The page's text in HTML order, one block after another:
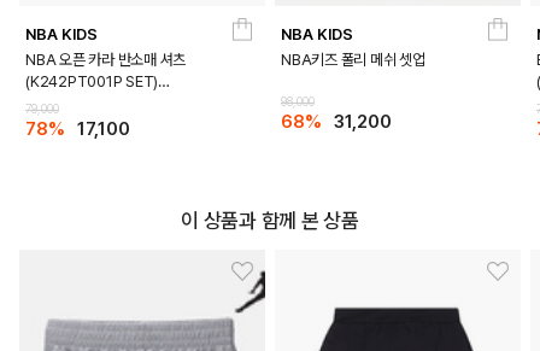
NBA KIDS
NBA 오픈 카라 반소매 셔츠
(K242PT001P SET)
(K242SH001P)
79,000
78% 17,100
NBA KIDS
NBA키즈 폴리 메쉬 셋업
98,000
68% 31,200
이 상품과 함께 본 상품